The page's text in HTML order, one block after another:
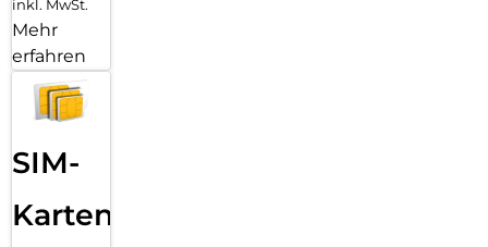
inkl. MwSt.
Mehr
erfahren
SIM-
Karten